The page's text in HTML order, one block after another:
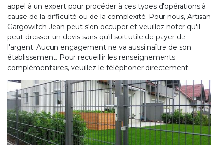
appel à un expert pour procéder à ces types d'opérations à
cause de la difficulté ou de la complexité. Pour nous, Artisan
Gargowitch Jean peut s'en occuper et veuillez noter qu'il
peut dresser un devis sans qu'il soit utile de payer de
l'argent. Aucun engagement ne va aussi naître de son
établissement. Pour recueillir les renseignements
complémentaires, veuillez le téléphoner directement.